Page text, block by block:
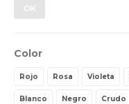
OK
Color
Rojo Rosa Violeta
Blanco Negro Crudo